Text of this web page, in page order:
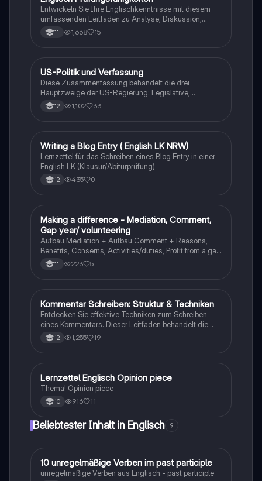
Entwickeln Sie Ihre Englischkenntnisse mit diesem
umfassenden Leitfaden zu Analyse, Diskussion,
Kommentar, Karikaturanalyse, kreatives Schreiben und
Mediation. Enthält Beispielaufgaben zur Vertiefung
11 1,668 15
Englisch
US-Politik und Verfassung
Diese Zusammenfassung behandelt die drei
Hauptzweige der US-Regierung: Legislative,
Exekutive und Judikative, sowie die Rolle der
Verfassung und der politischen Parteien. Erfahren Sie
Republikanern. Ideal für das Englisch-Abitur 2022.
Themen: US-Verfassung, politische Parteien,
Wahlsystem.
12 1,102 33
Englisch
Writing a Blog Entry ( English LK NRW)
Lernzettel für das Schreiben eines Blog Entry in einer
English LK (Klausur/Abiturprüfung)
12 435 0
Englisch
Making a difference - Mediation, Comment,
Gap year/ volunteering
Aufbau Mediation + Aufbau Comment + Reasons,
Benefits, Conserns, Activities/duties, Profit from a gap
year und Cons of volunteering abroad
11 223 5
Englisch
Kommentar Schreiben: Struktur & Techniken
Entdecken Sie effektive Techniken zum Schreiben
eines Kommentars. Dieser Leitfaden behandelt die
Struktur eines Meinungsartikels, einschließlich
Einleitung, Hauptargumente und Schlussfolgerung.
für Schüler, die ihre Schreibfähigkeiten verbessern
möchten.
12 1,255 19
Englisch
Lernzettel Englisch Opinion piece
Thema! Opinion piece
10 916 11
Beliebtester Inhalt in Englisch 9
1 Englisch
10 unregelmäßige Verben im past participle
unregelmäßige Verben aus Englisch - past participle